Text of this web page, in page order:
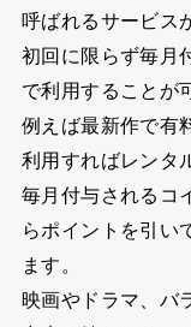
呼ばれるサービス
初回に限らず毎月
で利用することが
例えば最新作で有
利用すればレンタ
毎月付与されるコ
らポイントを引い
ます。
映画やドラマ、バ